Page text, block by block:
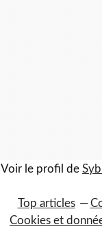
Voir le profil de
Top articles
Cookies et